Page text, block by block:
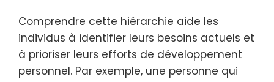
Comprendre cette hiérarchie aide les
individus à identifier leurs besoins actuels et
à prioriser leurs efforts de développement
personnel. Par exemple, une personne qui